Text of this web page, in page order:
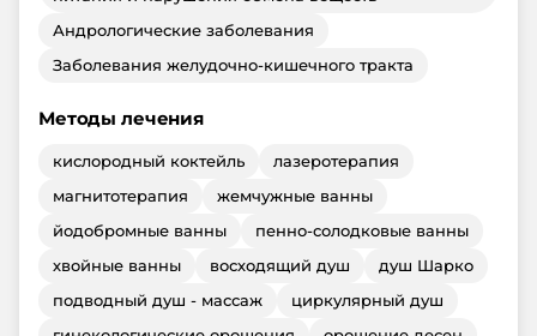
Андрологические заболевания
Заболевания желудочно-кишечного тракта
Методы лечения
кислородный коктейль
лазеротерапия
магнитотерапия
жемчужные ванны
йодобромные ванны
пенно-солодковые ванны
хвойные ванны
восходящий душ
душ Шарко
подводный душ - массаж
циркулярный душ